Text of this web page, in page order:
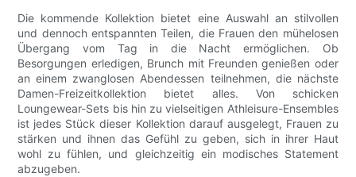
Die kommende Kollektion bietet eine Auswahl an stilvollen
und dennoch entspannten Teilen, die Frauen den mühelosen
Übergang vom Tag in die Nacht ermöglichen. Ob
Besorgungen erledigen, Brunch mit Freunden genießen oder
an einem zwanglosen Abendessen teilnehmen, die nächste
Damen-Freizeitkollektion bietet alles. Von schicken
Loungewear-Sets bis hin zu vielseitigen Athleisure-Ensembles
ist jedes Stück dieser Kollektion darauf ausgelegt, Frauen zu
stärken und ihnen das Gefühl zu geben, sich in ihrer Haut
wohl zu fühlen, und gleichzeitig ein modisches Statement
abzugeben.